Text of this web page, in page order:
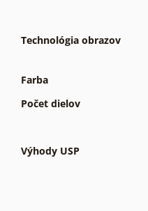
Technológia obrazov
Farba
Počet dielov
Výhody USP